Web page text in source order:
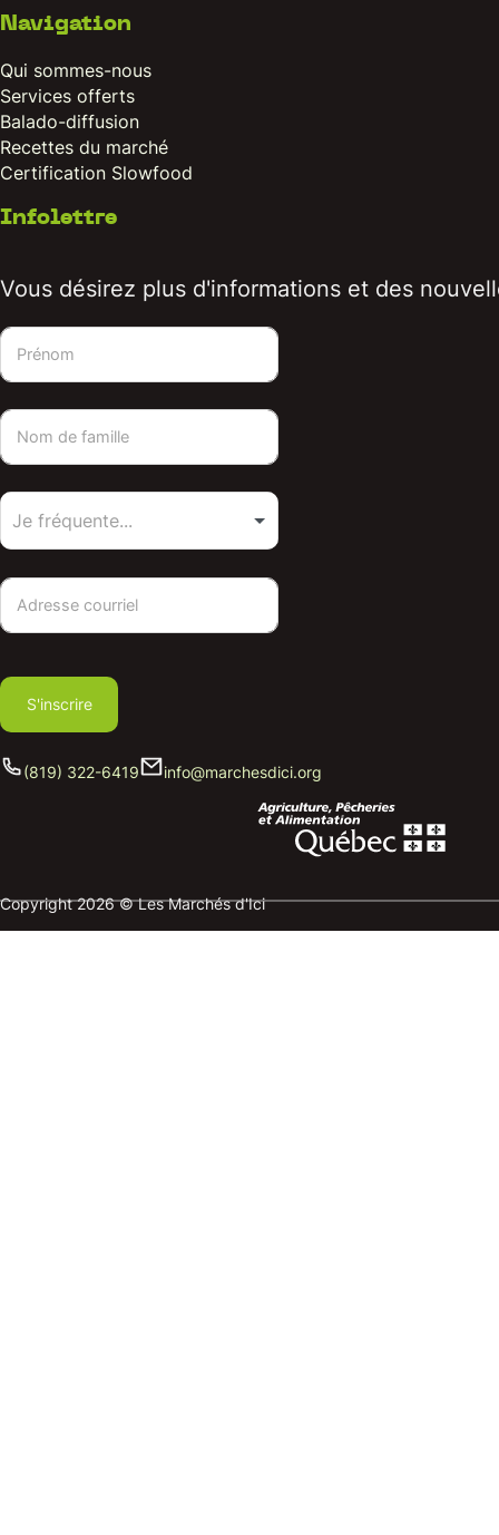
Navigation
Qui sommes-nous
Services offerts
Balado-diffusion
Recettes du marché
Certification Slowfood
Infolettre
Vous désirez plus d'informations et des
S'inscrire
(819) 322-6419 info@marchesdici.org
Copyright 2026 © Les Marchés d'Ici